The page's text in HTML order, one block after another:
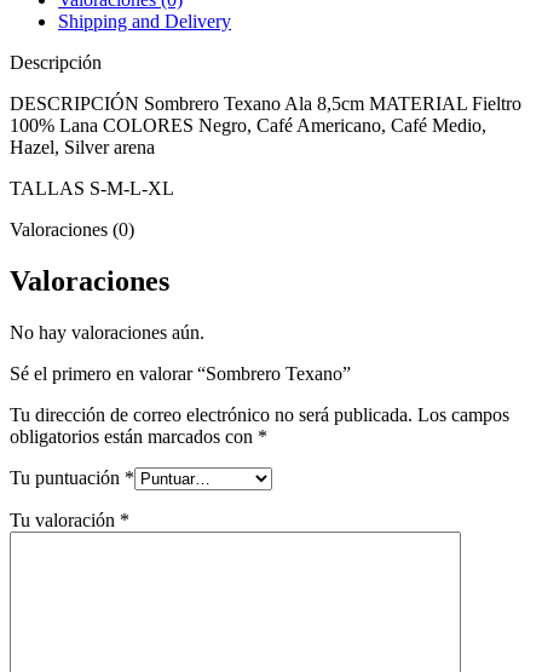
Shipping and Delivery
Descripción
DESCRIPCIÓN Sombrero Texano Ala 8,5cm MATERIAL Fieltro
100% Lana COLORES Negro, Café Americano, Café Medio,
Hazel, Silver arena
TALLAS S-M-L-XL
Valoraciones (0)
Valoraciones
No hay valoraciones aún.
Sé el primero en valorar “Sombrero Texano”
Tu dirección de correo electrónico no será publicada. Los campos
obligatorios están marcados con *
Tu puntuación *
Tu valoración *